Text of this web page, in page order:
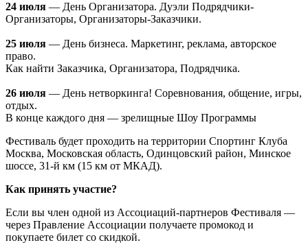
24 июля — День Организатора. Дуэли Подрядчики-
Организаторы, Организаторы-Заказчики.
25 июля — День бизнеса. Маркетинг, реклама, авторское
право.
Как найти Заказчика, Организатора, Подрядчика.
26 июля — День нетворкинга! Соревнования, общение, игры,
отдых.
В конце каждого дня — зрелищные Шоу Программы
Фестиваль будет проходить на территории Спортинг Клуба
Москва, Московская область, Одинцовский район, Минское
шоссе, 31-й км (15 км от МКАД).
Как принять участие?
Если вы член одной из Ассоциаций-партнеров Фестиваля —
через Правление Ассоциации получаете промокод и
покупаете билет со скидкой.